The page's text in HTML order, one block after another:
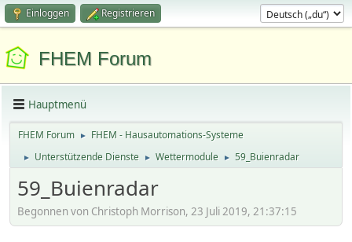
Einloggen Registrieren
FHEM Forum
Hauptmenü
FHEM Forum ► FHEM - Hausautomations-Systeme
► Unterstützende Dienste ► Wettermodule ► 59_Buienradar
59_Buienradar
Begonnen von Christoph Morrison, 23 Juli 2019, 21:37:15